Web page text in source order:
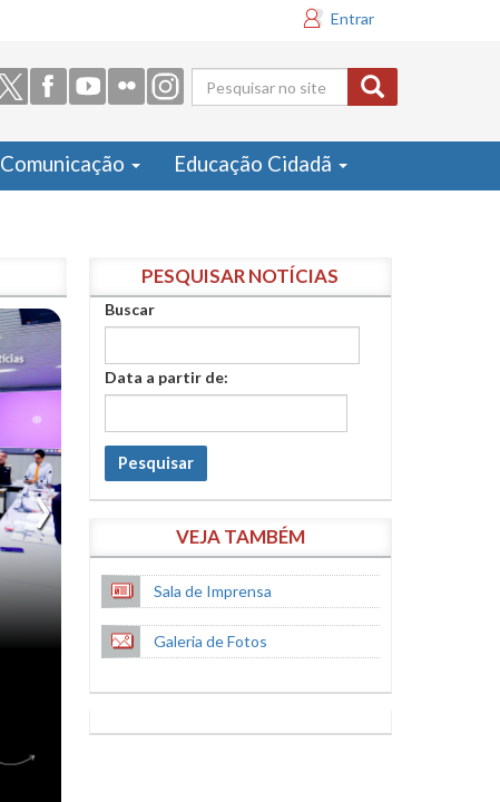
Entrar
Formulário
de busca
Comunicação Educação Cidadã
PESQUISAR NOTÍCIAS
Buscar
Data a partir de:
Pesquisar
VEJA TAMBÉM
Sala de Imprensa
Galeria de Fotos